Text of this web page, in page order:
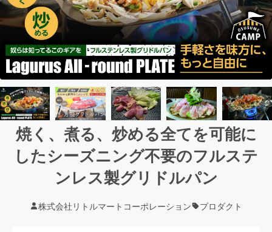
焼く、煮る、炒める全てを可能に
したシーズニング不要のフルステ
ンレス製グリドルパン
株式会社リトルマートコーポレーション プロダクト